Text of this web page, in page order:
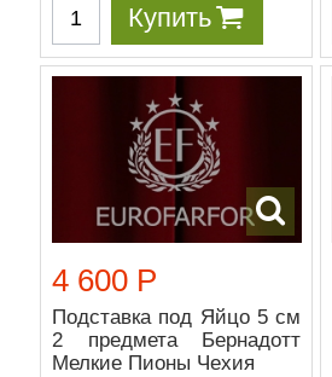
Купить
4 600 Р
Подставка под Яйцо 5 см
2 предмета Бернадотт
Мелкие Пионы Чехия